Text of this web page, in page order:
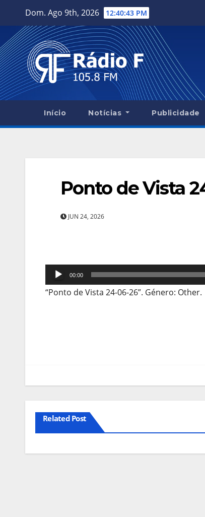
content
Dom. Ago 9th, 2026 12:40:44 PM
Início Notícias Publicidade
Ponto de Vista
JUN 24, 2026
Reprodutor
de
00:00
“Ponto de Vista 24-06-26”. Género: Other.
Related Post